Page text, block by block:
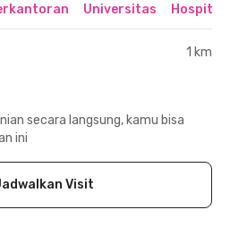
Universitas Hospital
1 km
secara langsung, kamu bisa
ini
Visit